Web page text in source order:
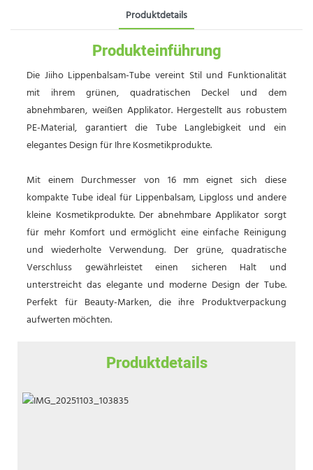
Produktdetails
Produkteinführung
Die Jiiho Lippenbalsam-Tube vereint Stil und Funktionalität
mit ihrem grünen, quadratischen Deckel und dem
abnehmbaren, weißen Applikator. Hergestellt aus robustem
PE-Material, garantiert die Tube Langlebigkeit und ein
elegantes Design für Ihre Kosmetikprodukte.
Mit einem Durchmesser von 16 mm eignet sich diese
kompakte Tube ideal für Lippenbalsam, Lipgloss und andere
kleine Kosmetikprodukte. Der abnehmbare Applikator sorgt
für mehr Komfort und ermöglicht eine einfache Reinigung
und wiederholte Verwendung. Der grüne, quadratische
Verschluss gewährleistet einen sicheren Halt und
unterstreicht das elegante und moderne Design der Tube.
Perfekt für Beauty-Marken, die ihre Produktverpackung
aufwerten möchten.
Produktdetails